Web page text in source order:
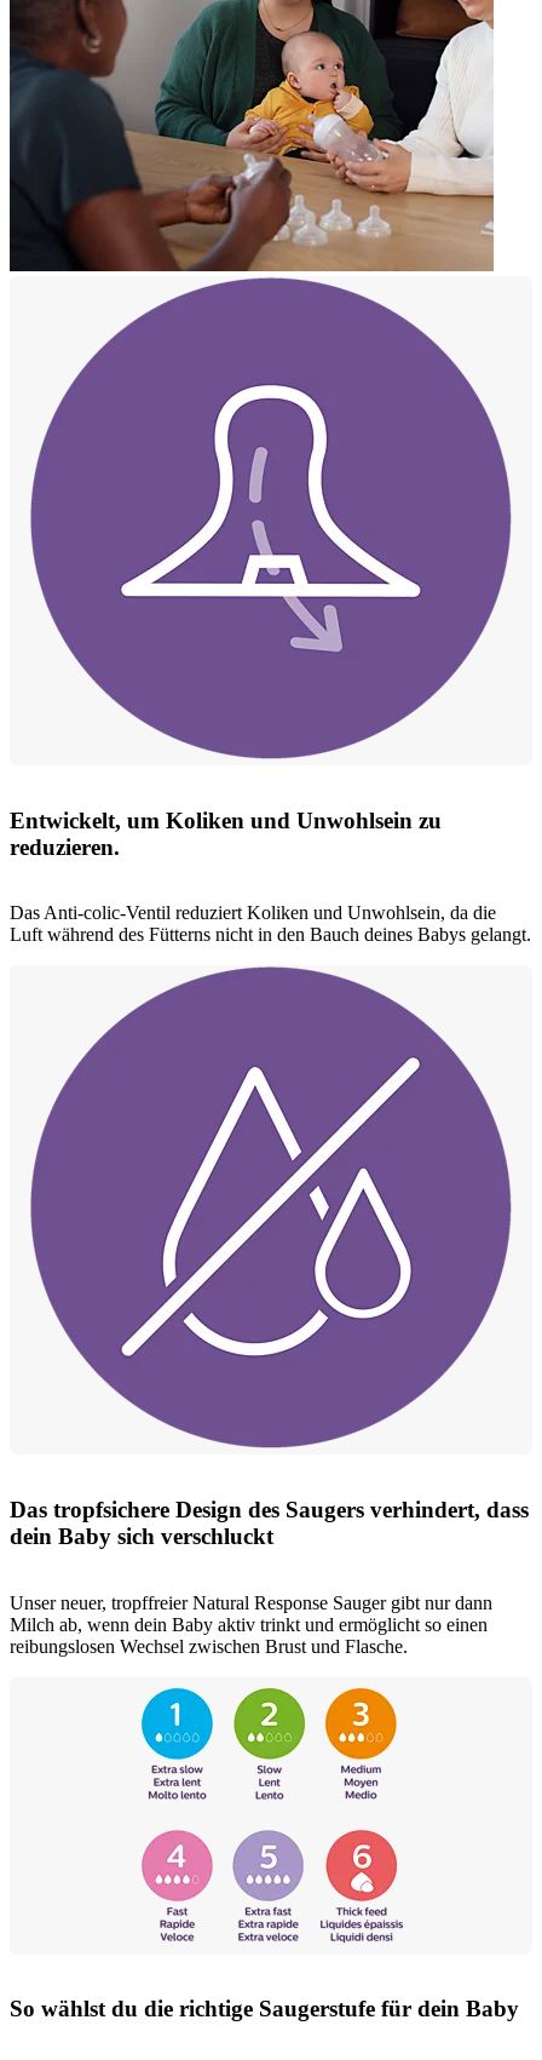
Entwickelt, um Koliken und Unwohlsein zu
reduzieren.
Das Anti-colic-Ventil reduziert Koliken und Unwohlsein, da die
Luft während des Fütterns nicht in den Bauch deines Babys gelangt.
Das tropfsichere Design des Saugers verhindert, dass
dein Baby sich verschluckt
Unser neuer, tropffreier Natural Response Sauger gibt nur dann
Milch ab, wenn dein Baby aktiv trinkt und ermöglicht so einen
reibungslosen Wechsel zwischen Brust und Flasche.
So wählst du die richtige Saugerstufe für dein Baby